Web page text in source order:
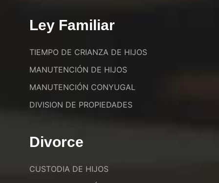
Ley Familiar
TIEMPO DE CRIANZA DE HIJOS
MANUTENCIÓN DE HIJOS
MANUTENCIÓN CONYUGAL
DIVISION DE PROPIEDADES
Divorce
CUSTODIA DE HIJOS